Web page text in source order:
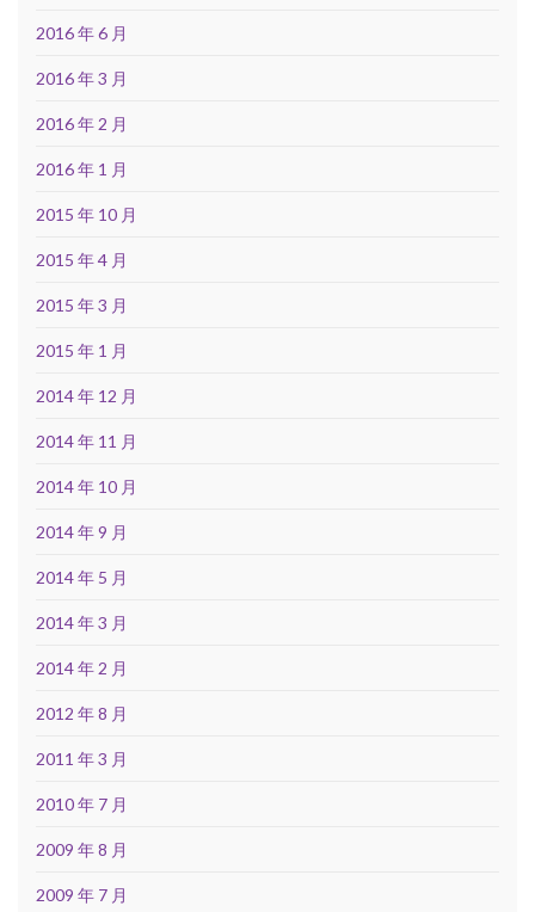
2016 年 6 月
2016 年 3 月
2016 年 2 月
2016 年 1 月
2015 年 10 月
2015 年 4 月
2015 年 3 月
2015 年 1 月
2014 年 12 月
2014 年 11 月
2014 年 10 月
2014 年 9 月
2014 年 5 月
2014 年 3 月
2014 年 2 月
2012 年 8 月
2011 年 3 月
2010 年 7 月
2009 年 8 月
2009 年 7 月